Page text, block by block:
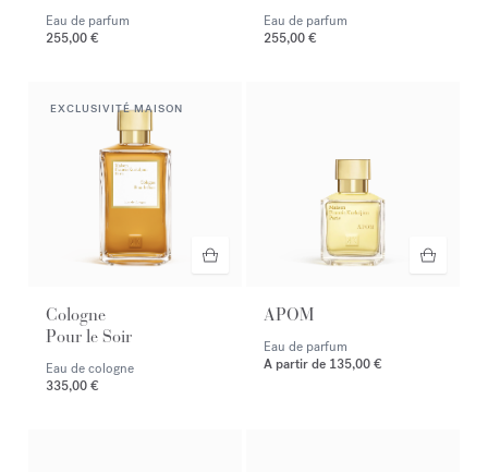
Eau de parfum
255,00 €
Eau de parfum
255,00 €
EXCLUSIVITÉ MAISON
Cologne
Pour le Soir
Eau de cologne
335,00 €
APOM
Eau de parfum
A partir de 135,00 €